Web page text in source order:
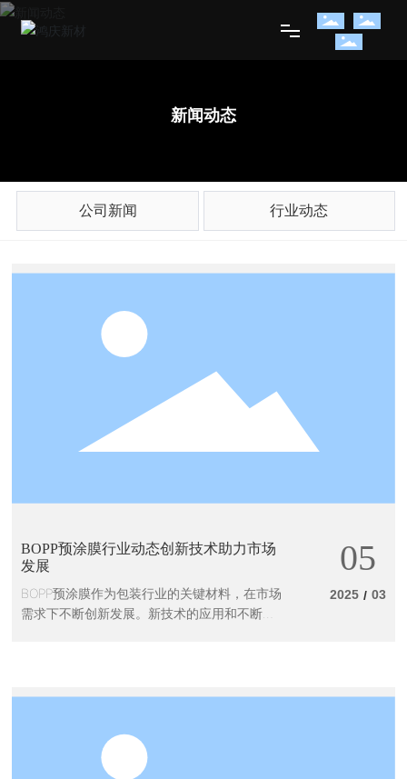
新闻动态
公司新闻 行业动态
BOPP预涂膜行业动态创新技术助力市场
发展
BOPP预涂膜作为包装行业的关键材料，在市场
需求下不断创新发展。新技术的应用和不断提
05
2025 / 03